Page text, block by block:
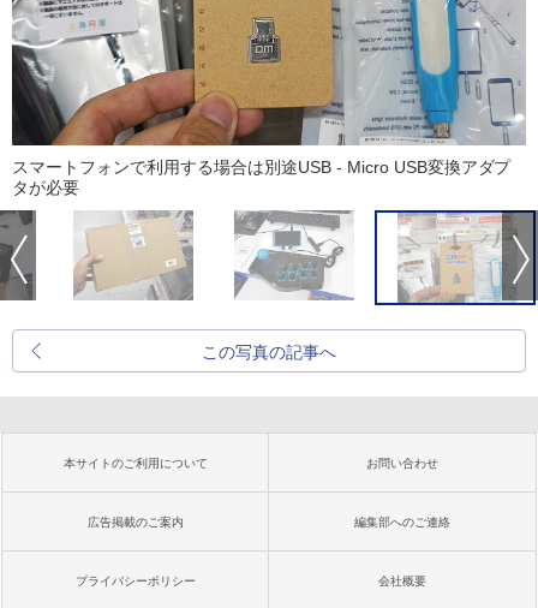
スマートフォンで利用する場合は別途USB - Micro USB変換アダプ
タが必要
この写真の記事へ
本サイトのご利用について お問い合わせ
広告掲載のご案内 編集部へのご連絡
プライバシーポリシー 会社概要